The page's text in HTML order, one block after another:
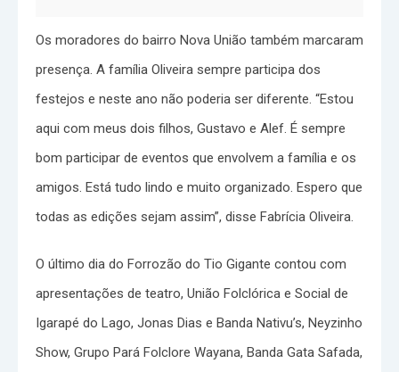
Os moradores do bairro Nova União também marcaram
presença. A família Oliveira sempre participa dos
festejos e neste ano não poderia ser diferente. “Estou
aqui com meus dois filhos, Gustavo e Alef. É sempre
bom participar de eventos que envolvem a família e os
amigos. Está tudo lindo e muito organizado. Espero que
todas as edições sejam assim”, disse Fabrícia Oliveira.
O último dia do Forrozão do Tio Gigante contou com
apresentações de teatro, União Folclórica e Social de
Igarapé do Lago, Jonas Dias e Banda Nativu’s, Neyzinho
Show, Grupo Pará Folclore Wayana, Banda Gata Safada,